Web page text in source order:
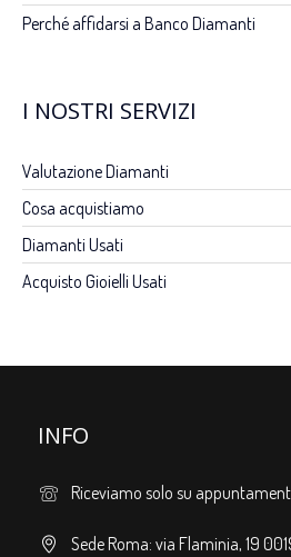
Perché affidarsi a Banco Diamanti
I NOSTRI SERVIZI
Valutazione Diamanti
Cosa acquistiamo
Diamanti Usati
Acquisto Gioielli Usati
INFO
Riceviamo solo su
Sede Roma: via Flaminia, 19